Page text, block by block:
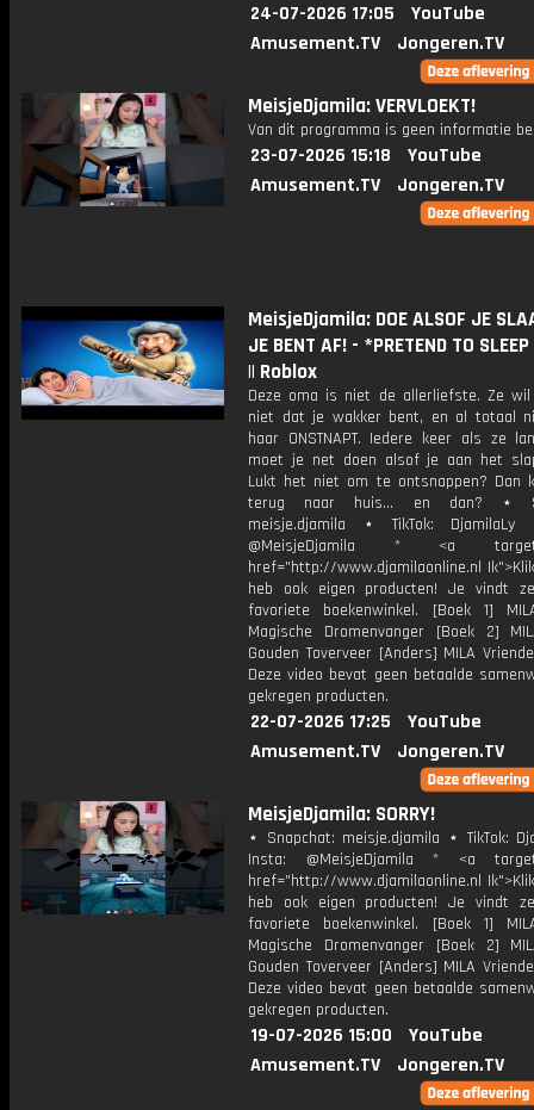
24-07-2026 17:05
YouTube
Amusement.TV
Jongeren.TV
MeisjeDjamila: VERVLOEKT!
Van dit programma is geen informatie
23-07-2026 15:18
YouTube
Amusement.TV
Jongeren.TV
MeisjeDjamila: DOE ALSOF JE
JE BENT AF! - *PRETEND TO
|| Roblox
Deze oma is niet de allerliefste. Ze wil
niet dat je wakker bent, en al totaal
haar ONSTNAPT. Iedere keer als ze
moet je net doen alsof je aan het
Lukt het niet om te ontsnappen? Dan
terug naar huis... en dan? ⋆
meisje.djamila ⋆ TikTok:
@MeisjeDjamila * <a
href="http://www.djamilaonline.nl
heb ook eigen producten! Je vindt
favoriete boekenwinkel. [Boek 1]
Magische Dromenvanger [Boek 2]
Gouden Toverveer [Anders] MILA
Deze video bevat geen betaalde
gekregen producten.
22-07-2026 17:25
YouTube
Amusement.TV
Jongeren.TV
MeisjeDjamila: SORRY!
⋆ Snapchat: meisje.djamila ⋆ TikTok:
Insta: @MeisjeDjamila * <a
href="http://www.djamilaonline.nl
heb ook eigen producten! Je vindt
favoriete boekenwinkel. [Boek 1]
Magische Dromenvanger [Boek 2]
Gouden Toverveer [Anders] MILA
Deze video bevat geen betaalde
gekregen producten.
19-07-2026 15:00
YouTube
Amusement.TV
Jongeren.TV